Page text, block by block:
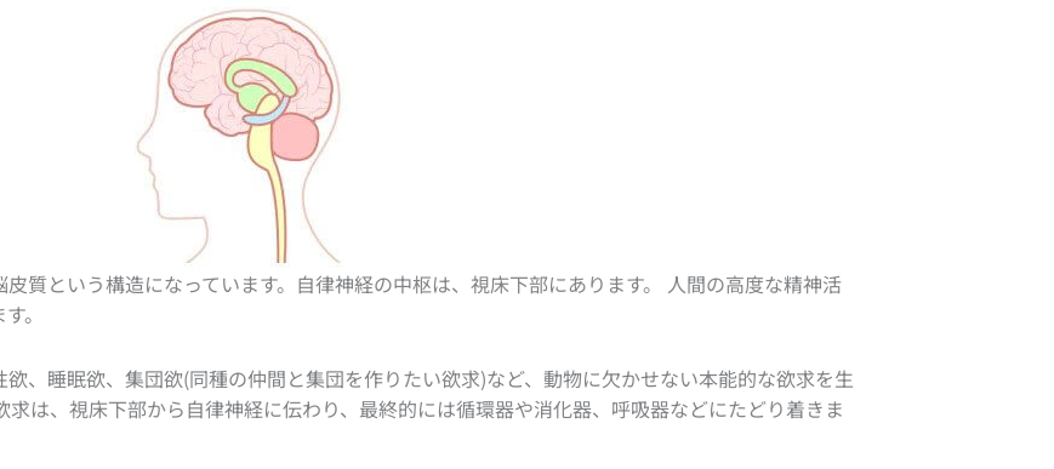
質という構造になっています。自律神経の中枢は、視床下部にあります。 人間の高度な精神活
。
、睡眠欲、集団欲(同種の仲間と集団を作りたい欲求)など、動物に欠かせない本能的な欲求を生
は、視床下部から自律神経に伝わり、最終的には循環器や消化器、呼吸器などにたどり着きま